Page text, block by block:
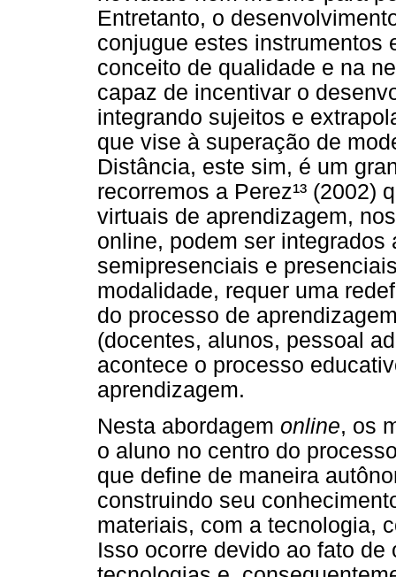
Entretanto, o
conjugue estes instrumentos
conceito de qualidade e na
capaz de incentivar o
integrando sujeitos e
que vise à superação de
Distância, este sim, é um
recorremos a Perez¹³ (2002)
virtuais de aprendizagem,
online, podem ser
semipresenciais e
modalidade, requer uma
do processo de
(docentes, alunos, pessoal
acontece o processo
aprendizagem.
Nesta abordagem online, os
o aluno no centro do
que define de maneira
construindo seu
materiais, com a tecnologia,
Isso ocorre devido ao fato